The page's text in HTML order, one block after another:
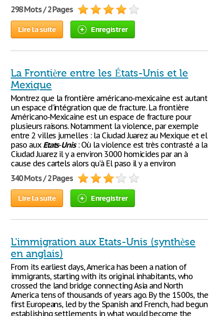
298 Mots / 2 Pages
Lire la suite Enregistrer
La Frontière entre les États-Unis et le
Mexique
Montrez que la frontière américano-mexicaine est autant
un espace d’intégration que de fracture. La frontière
Américano-Mexicaine est un espace de fracture pour
plusieurs raisons. Notamment la violence, par exemple
entre 2 villes jumelles : la Ciudad Juarez au Mexique et el
paso aux Etats-Unis: Où la violence est très contrasté a la
Ciudad Juarez il y a environ 3000 homicides par an à
cause des cartels alors qu’à El paso il y a environ
340 Mots / 2 Pages
Lire la suite Enregistrer
L'immigration aux Etats-Unis (synthèse
en anglais)
From its earliest days, America has been a nation of
immigrants, starting with its original inhabitants, who
crossed the land bridge connecting Asia and North
America tens of thousands of years ago. By the 1500s, the
first Europeans, led by the Spanish and French, had begun
establishing settlements in what would become the